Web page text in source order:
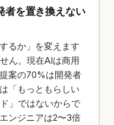
者を置き換えない
るか」を変えます
ん。現在AIは商用
案の70%は開発者
「もっともらしい
」ではないからで
ンジニアは2〜3倍